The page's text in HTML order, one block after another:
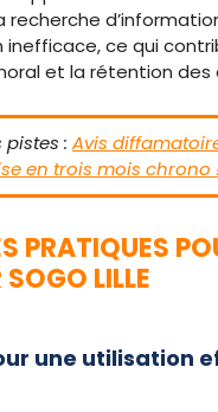
recherche
inefficace, ce qui
et la rétention des
pistes : Avis
en trois mois chrono
PRATIQUES
LILLE
une utilisation